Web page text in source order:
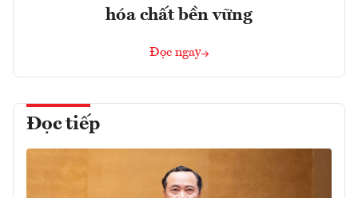
hóa chất bền vững
Đọc ngay
Đọc tiếp